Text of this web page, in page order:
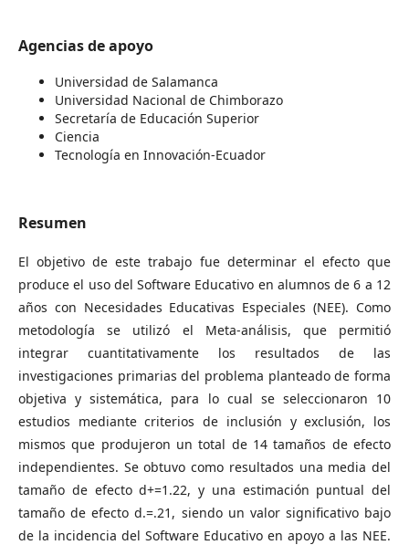
Agencias de apoyo
Universidad de Salamanca
Universidad Nacional de Chimborazo
Secretaría de Educación Superior
Ciencia
Tecnología en Innovación-Ecuador
Resumen
El objetivo de este trabajo fue determinar el efecto que
produce el uso del Software Educativo en alumnos de 6 a 12
años con Necesidades Educativas Especiales (NEE). Como
metodología se utilizó el Meta-análisis, que permitió
integrar cuantitativamente los resultados de las
investigaciones primarias del problema planteado de forma
objetiva y sistemática, para lo cual se seleccionaron 10
estudios mediante criterios de inclusión y exclusión, los
mismos que produjeron un total de 14 tamaños de efecto
independientes. Se obtuvo como resultados una media del
tamaño de efecto d+=1.22, y una estimación puntual del
tamaño de efecto d.=.21, siendo un valor significativo bajo
de la incidencia del Software Educativo en apoyo a las NEE.